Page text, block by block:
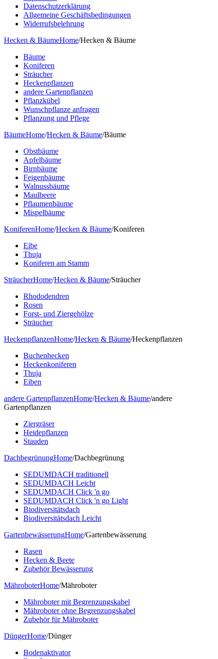
Datenschutzerklärung
Allgemeine Geschäftsbedingungen
Widerrufsbelehrung
Hecken & BäumeHome/Hecken & Bäume
Bäume
Koniferen
Sträucher
Heckenpflanzen
andere Gartenpflanzen
Pflanzkübel
Wunschpflanze anfragen
Pflanzung und Pflege
BäumeHome/Hecken & Bäume/Bäume
Obstbäume
Apfelbäume
Birnbäume
Feigenbäume
Walnussbäume
Maulbeere
Pflaumenbäume
Mispelbäume
KoniferenHome/Hecken & Bäume/Koniferen
Eibe
Thuja
Koniferen am Stamm
SträucherHome/Hecken & Bäume/Sträucher
Rhododendren
Rosen
Forst- und Ziergehölze
Sträucher
HeckenpflanzenHome/Hecken & Bäume/Heckenpflanzen
Buchenhecken
Heckenkoniferen
Thuja
Eiben
andere GartenpflanzenHome/Hecken & Bäume/andere
Gartenpflanzen
Ziergräser
Heidepflanzen
Stauden
DachbegrünungHome/Dachbegrünung
SEDUMDACH traditionell
SEDUMDACH Leicht
SEDUMDACH Click 'n go
SEDUMDACH Click 'n go Light
Biodiversitätsdach
Biodiversitätsdach Leicht
GartenbewässerungHome/Gartenbewässerung
Rasen
Hecken & Beete
Zubehör Bewässerung
MähroboterHome/Mähroboter
Mähroboter mit Begrenzungskabel
Mähroboter ohne Begrenzungskabel
Zubehör für Mähroboter
DüngerHome/Dünger
Bodenaktivator